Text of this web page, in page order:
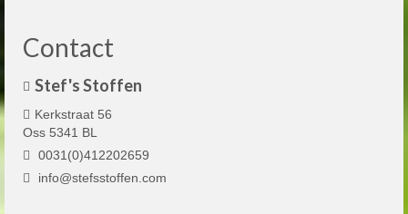
Contact
Stef's Stoffen
Kerkstraat 56
Oss 5341 BL
0031(0)412202659
info@stefsstoffen.com